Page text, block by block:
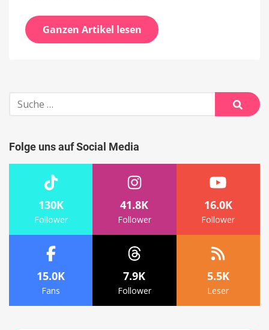
Ganzen Artikel lesen
Suche
nach:
Suche
Folge uns auf Social Media
130K
Follower
41.8K
Follower
16.0K
Follower
15.0K
Fans
7.9K
Follower
5.5K
Leser